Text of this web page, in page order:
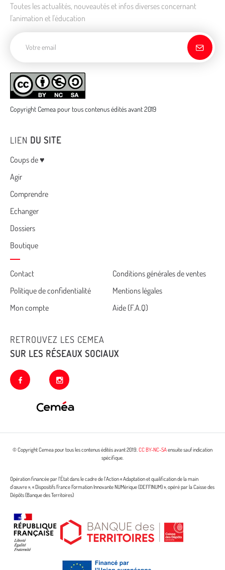
Toutes les actualités, nouveautés et infos diverses concernant
l'animation et l'éducation
Copyright Cemea pour tous contenus édités avant 2019
LIEN DU SITE
Menu
Coups de ♥
Agir
Comprendre
Echanger
Dossiers
Boutique
Cemea
footer
Contact
Conditions générales de ventes
Politique de confidentialité
Mentions légales
Mon compte
Aide (F.A.Q)
RETROUVEZ LES CEMEA
SUR LES RÉSEAUX SOCIAUX
facebook instagram
© Copyright Cemea pour tous les contenus édités avant 2019. CC BY-NC-SAensuite sauf indication
spécifique.
Opération financée par l’État dans le cadre de l’Action « Adaptation et qualification de la main
d’œuvre », « Dispositifs France Formation Innovante NUMérique (DEFFINUM) », opéré par la Caisse des
Dépôts (Banque des Territoires)